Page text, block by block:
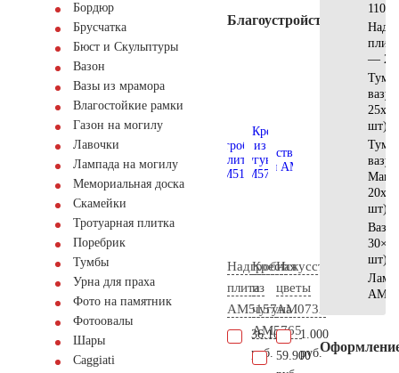
Бордюр
Брусчатка
Бюст и Скульптуры
Вазон
Вазы из мрамора
Влагостойкие рамки
Газон на могилу
Лавочки
Лампада на могилу
Мемориальная доска
Скамейки
Тротуарная плитка
Поребрик
Тумбы
Урна для праха
Фото на памятник
Фотоовалы
Шары
Сaggiati
Благоустройство
Надгробная
плита
AM5157
36.100
руб.
Крест
из
чугуна
AM5765
59.900
Искусственные
цветы
AM0732
1.000
руб.
—
вазу
шт)
вазу
шт)
шт)